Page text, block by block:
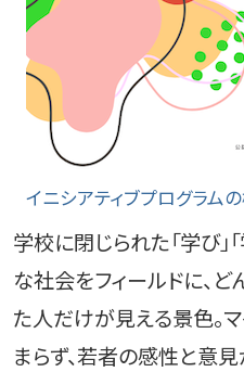
イニシアティブプログラム
学校に閉じられた「学び」
な社会をフィールドに、ど
た人だけが見える景色。
まらず、若者の感性と意